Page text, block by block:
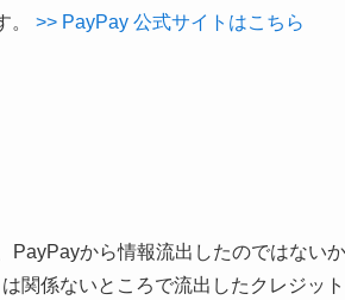
。 >> PayPay 公式サイトはこちら
PayPayから情報流出したのではないか
関係ないところで流出したクレジット